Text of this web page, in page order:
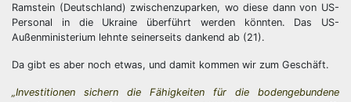
Ramstein (Deutschland) zwischenzuparken, wo diese dann von US-
Personal in die Ukraine überführt werden könnten. Das US-
Außenministerium lehnte seinerseits dankend ab (21).
Da gibt es aber noch etwas, und damit kommen wir zum Geschäft.
„Investitionen sichern die Fähigkeiten für die bodengebundene